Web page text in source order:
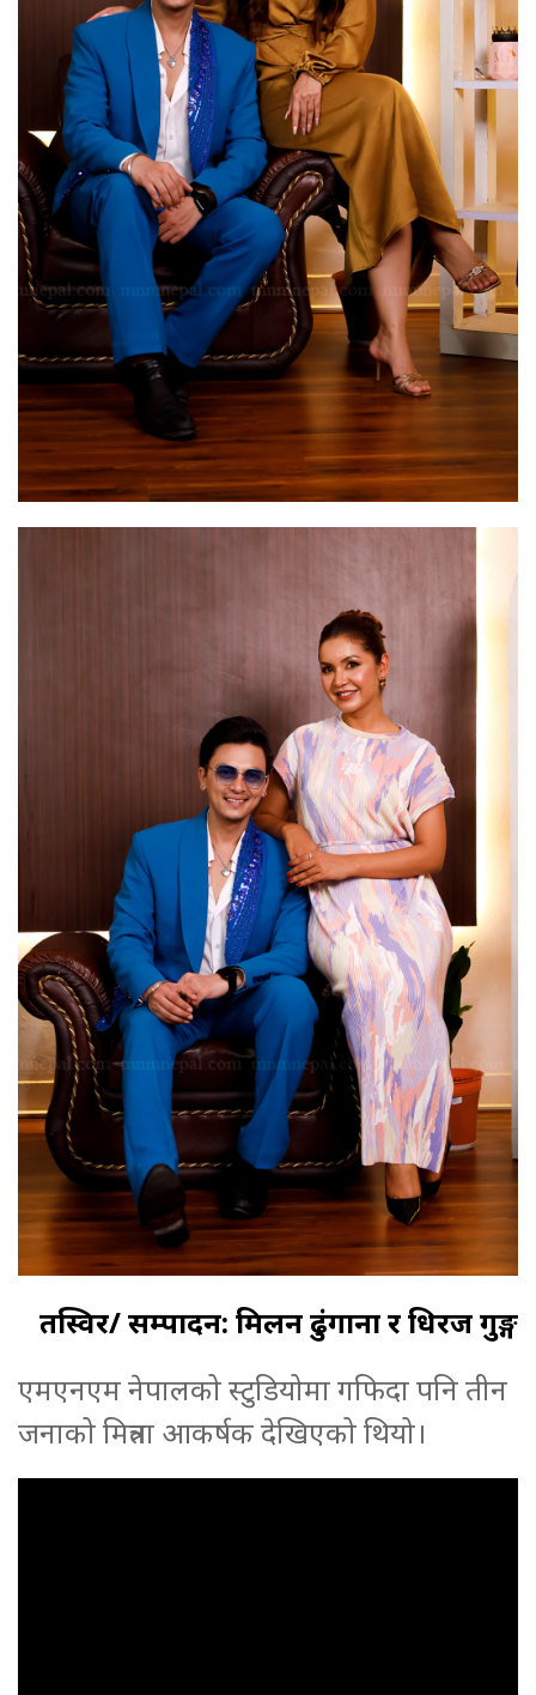
तस्विर/ सम्पादन: मिलन ढुंगाना र धिरज गुरुङ्ग
एमएनएम नेपालको स्टुडियोमा गफिदा पनि तीन
जनाको मित्रता आकर्षक देखिएको थियो।